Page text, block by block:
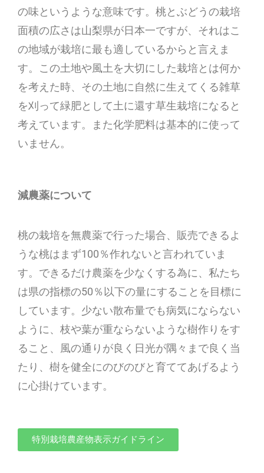
の味というような意味です。桃とぶどうの栽培
面積の広さは山梨県が日本一ですが、それはこ
の地域が栽培に最も適しているからと言えま
す。この土地や風土を大切にした栽培とは何か
を考えた時、その土地に自然に生えてくる雑草
を刈って緑肥として土に還す草生栽培になると
考えています。また化学肥料は基本的に使って
いません。
減農薬について
桃の栽培を無農薬で行った場合、販売できるよ
うな桃はまず100％作れないと言われていま
す。できるだけ農薬を少なくする為に、私たち
は県の指標の50％以下の量にすることを目標に
しています。少ない散布量でも病気にならない
ように、枝や葉が重ならないような樹作りをす
ること、風の通りが良く日光が隅々まで良く当
たり、樹を健全にのびのびと育ててあげるよう
に心掛けています。
特別栽培農産物表示ガイドライン